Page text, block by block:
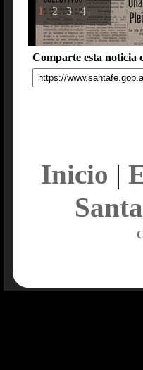
1 2 3 4
Comparte esta noticia
Inicio |